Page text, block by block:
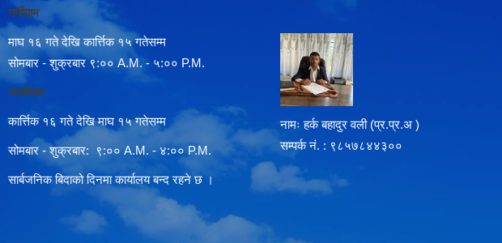
गर्मीयाम
माघ १६ गते देखि कार्त्तिक १५ गतेसम्म
सोमबार - शुक्रबार ९:०० A.M. - ५:०० P.M.
जाडोयाम
कार्त्तिक १६ गते देखि माघ १५ गतेसम्म
सोमबार - शुक्रबार: ९:०० A.M. - ४:०० P.M.
सार्बजनिक बिदाको दिनमा कार्यालय बन्द रहने छ ।
नामः हर्क बहादुर वली (प्र‍.प्र.अ )
सम्पर्क न‌ं. : ९८५७८४४३००